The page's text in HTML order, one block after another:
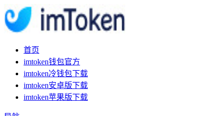
首页
imtoken钱包官方
imtoken冷钱包下载
imtoken安卓版下载
imtoken苹果版下载